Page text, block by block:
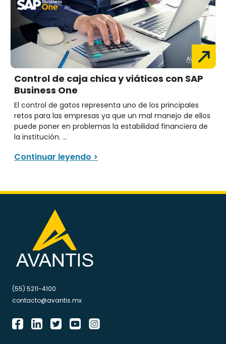
Control de caja chica y viáticos con SAP
Business One
El control de gatos representa uno de los principales
retos para las empresas ya que un mal manejo de ellos
puede poner en problemas la estabilidad financiera de
la institución. ...
Continuar leyendo >
(55) 5211-4100
contacto@avantis.mx